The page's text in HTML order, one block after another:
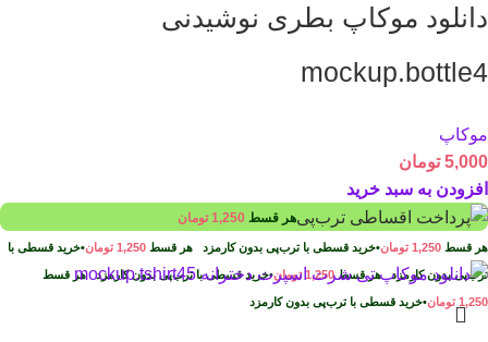
دانلود موکاپ بطری نوشیدنی
mockup.bottle4
موکاپ
5,000 تومان
افزودن به سبد خرید
هر قسط 1,250 تومان
هر قسط 1,250 تومان•خرید قسطی با ترب‌پی بدون کارمزد هر قسط 1,250 تومان•خرید قسطی با
ترب‌پی بدون کارمزدهر قسط1,250 تومان•خرید قسطی با ترب‌پی بدون کارمزدهر قسط
1,250 تومان•خرید قسطی با ترب‌پی بدون کارمزد